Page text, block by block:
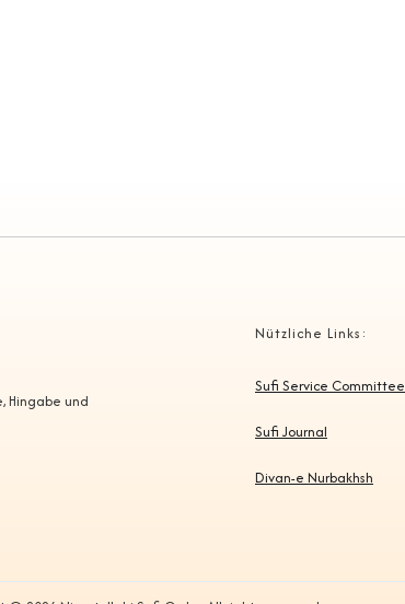
Hingabe und
Nützliche Links:
Sufi Service Committee
Sufi Journal
Divan-e Nurbakhsh